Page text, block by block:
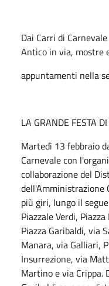
Dai Carri di
Antico in via, mostre
appuntamenti nella
LA GRANDE FESTA
Martedì 13 febbraio
Carnevale con
collaborazione del
dell'Amministrazione
più giri, lungo il
Piazzale Verdi,
Piazza Garibaldi, via
Manara, via Galliari,
Insurrezione, via
Martino e via Crippa.